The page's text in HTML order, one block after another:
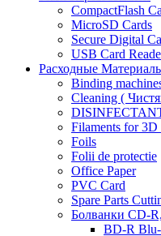
CompactFlash
MicroSD Cards
Secure Digital
USB Card
Расходные
Binding
Cleaning (
Filaments for 3D
Foils
Folii de protectie
Office Paper
PVC Card
Spare Parts
Болванки CD-
BD-R